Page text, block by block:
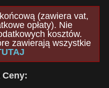
(zawiera vat,
opłaty). Nie
kosztów.
zawierają wszystkie